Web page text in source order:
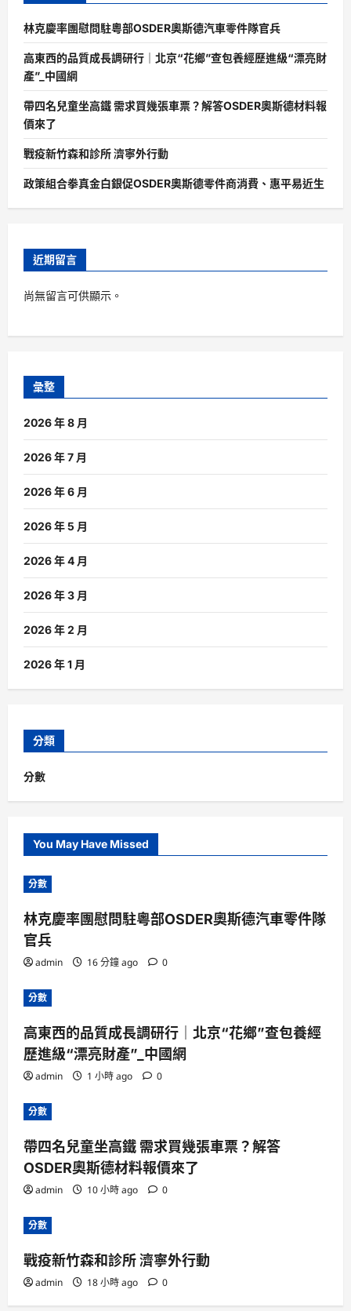
林克慶率團慰問駐粵部OSDER奧斯德汽車零件隊官兵
高東西的品質成長調研行｜北京“花鄉”查包養經歷進級“漂亮財
產”_中國網
帶四名兒童坐高鐵 需求買幾張車票？解答OSDER奧斯德材料報
價來了
戰疫新竹森和診所 濟寧外行動
政策組合拳真金白銀促OSDER奧斯德零件商消費、惠平易近生
近期留言
尚無留言可供顯示。
彙整
2026 年 8 月
2026 年 7 月
2026 年 6 月
2026 年 5 月
2026 年 4 月
2026 年 3 月
2026 年 2 月
2026 年 1 月
分類
分數
You May Have Missed
分數
林克慶率團慰問駐粵部OSDER奧斯德汽車零件隊
官兵
admin 16 分鐘 ago 0
分數
高東西的品質成長調研行｜北京“花鄉”查包養經
歷進級“漂亮財產”_中國網
admin 1 小時 ago 0
分數
帶四名兒童坐高鐵 需求買幾張車票？解答
OSDER奧斯德材料報價來了
admin 10 小時 ago 0
分數
戰疫新竹森和診所 濟寧外行動
admin 18 小時 ago 0